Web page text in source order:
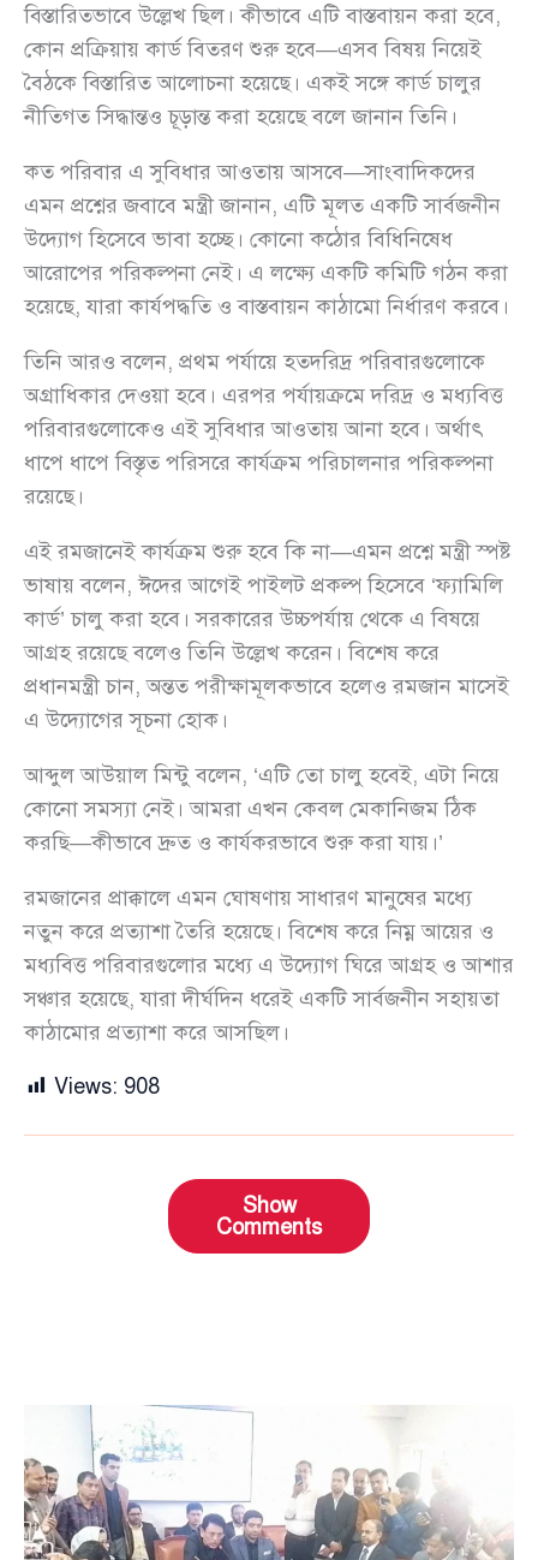
বিস্তারিতভাবে উল্লেখ ছিল। কীভাবে এটি বাস্তবায়ন করা হবে,
কোন প্রক্রিয়ায় কার্ড বিতরণ শুরু হবে—এসব বিষয় নিয়েই
বৈঠকে বিস্তারিত আলোচনা হয়েছে। একই সঙ্গে কার্ড চালুর
নীতিগত সিদ্ধান্তও চূড়ান্ত করা হয়েছে বলে জানান তিনি।
কত পরিবার এ সুবিধার আওতায় আসবে—সাংবাদিকদের
এমন প্রশ্নের জবাবে মন্ত্রী জানান, এটি মূলত একটি সার্বজনীন
উদ্যোগ হিসেবে ভাবা হচ্ছে। কোনো কঠোর বিধিনিষেধ
আরোপের পরিকল্পনা নেই। এ লক্ষ্যে একটি কমিটি গঠন করা
হয়েছে, যারা কার্যপদ্ধতি ও বাস্তবায়ন কাঠামো নির্ধারণ করবে।
তিনি আরও বলেন, প্রথম পর্যায়ে হতদরিদ্র পরিবারগুলোকে
অগ্রাধিকার দেওয়া হবে। এরপর পর্যায়ক্রমে দরিদ্র ও মধ্যবিত্ত
পরিবারগুলোকেও এই সুবিধার আওতায় আনা হবে। অর্থাৎ
ধাপে ধাপে বিস্তৃত পরিসরে কার্যক্রম পরিচালনার পরিকল্পনা
রয়েছে।
এই রমজানেই কার্যক্রম শুরু হবে কি না—এমন প্রশ্নে মন্ত্রী স্পষ্ট
ভাষায় বলেন, ঈদের আগেই পাইলট প্রকল্প হিসেবে ‘ফ্যামিলি
কার্ড’ চালু করা হবে। সরকারের উচ্চপর্যায় থেকে এ বিষয়ে
আগ্রহ রয়েছে বলেও তিনি উল্লেখ করেন। বিশেষ করে
প্রধানমন্ত্রী চান, অন্তত পরীক্ষামূলকভাবে হলেও রমজান মাসেই
এ উদ্যোগের সূচনা হোক।
আব্দুল আউয়াল মিন্টু বলেন, ‘এটি তো চালু হবেই, এটা নিয়ে
কোনো সমস্যা নেই। আমরা এখন কেবল মেকানিজম ঠিক
করছি—কীভাবে দ্রুত ও কার্যকরভাবে শুরু করা যায়।’
রমজানের প্রাক্কালে এমন ঘোষণায় সাধারণ মানুষের মধ্যে
নতুন করে প্রত্যাশা তৈরি হয়েছে। বিশেষ করে নিম্ন আয়ের ও
মধ্যবিত্ত পরিবারগুলোর মধ্যে এ উদ্যোগ ঘিরে আগ্রহ ও আশার
সঞ্চার হয়েছে, যারা দীর্ঘদিন ধরেই একটি সার্বজনীন সহায়তা
কাঠামোর প্রত্যাশা করে আসছিল।
Views: 908
Show
Comments